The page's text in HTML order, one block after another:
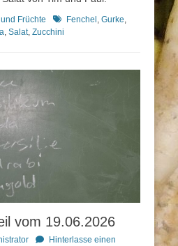
Früchte Schlagworte
Fenchel, Gurke,
, Salat, Zucchini
vom 19.06.2026
Hinterlasse einen